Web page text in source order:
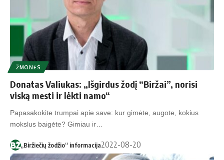
ŽMONĖS
Donatas Valiukas: „Išgirdus žodį “Biržai”, norisi
viską mesti ir lėkti namo“
Papasakokite trumpai apie save: kur gimėte, augote, kokius
mokslus baigėte? Gimiau ir…
„Biržiečių žodžio“ informacija2022-08-20